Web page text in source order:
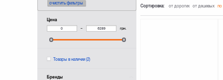
очистить фильтры
Цена
– грн.
Товары в наличии(2)
Бренды
Сортировка: от дорогих от дешевых по